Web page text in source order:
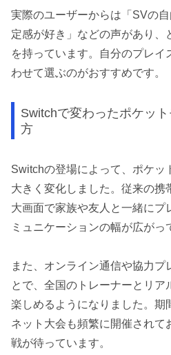
実際のユーザーからは「SVの
定感が好き」などの声があり、
を持っています。自分のプレイ
わせて選ぶのがおすすめです。
Switchで変わったポケッ
方
Switchの登場によって、ポケッ
大きく変化しました。従来の携
大画面で家族や友人と一緒にプ
ミュニケーションの幅が広がっ
また、オンライン通信や協力プ
とで、全国のトレーナーとリア
楽しめるようになりました。期
ネット大会も頻繁に開催されて
戦が待っています。